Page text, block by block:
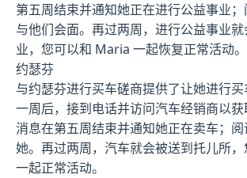
第五周结束并通知她正在进行公益事业
与他们会面。再过两周，进行公益事业
业，您可以和 Maria 一起恢复正常活动。
约瑟芬
与约瑟芬进行买车磋商提供了让她进行买
一周后，接到电话并访问汽车经销商以
消息在第五周结束并通知她正在卖车；
她。再过两周，汽车就会被送到托儿所
一起正常活动。